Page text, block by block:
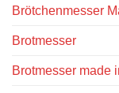
Brötchenmesser
Brotmesser
Brotmesser made